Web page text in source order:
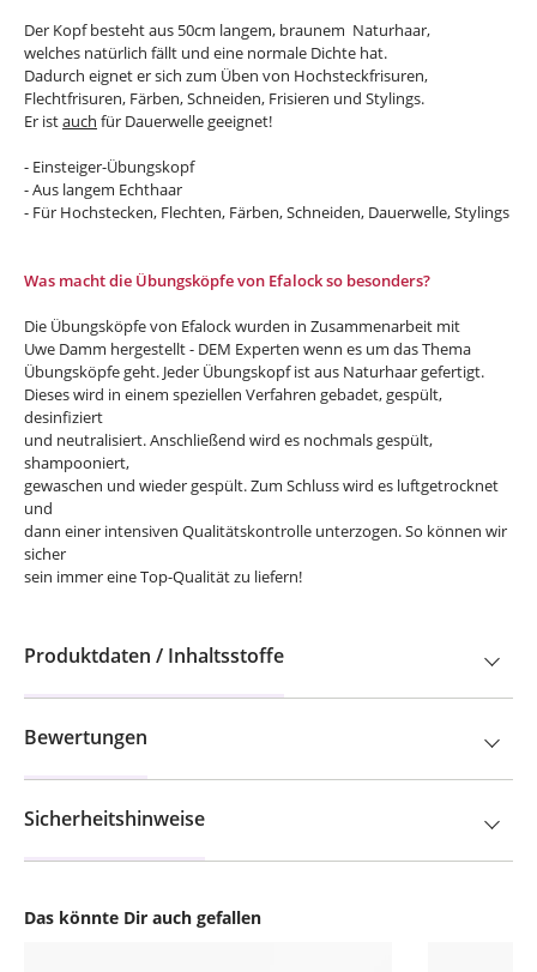
Das könnte Dir auch gefallen
Der Kopf besteht aus 50cm langem, braunem Naturhaar,
welches natürlich fällt und eine normale Dichte hat.
Dadurch eignet er sich zum Üben von Hochsteckfrisuren,
Flechtfrisuren, Färben, Schneiden, Frisieren und Stylings.
Er istauch für Dauerwelle geeignet!
- Einsteiger-Übungskopf
- Aus langem Echthaar
- Für Hochstecken, Flechten, Färben, Schneiden, Dauerwelle, Stylings
Was macht die Übungsköpfe von Efalock so besonders?
Die Übungsköpfe von Efalock wurden in Zusammenarbeit mit
Uwe Damm hergestellt - DEM Experten wenn es um das Thema
Übungsköpfe geht. Jeder Übungskopf ist aus Naturhaar gefertigt.
Dieses wird in einem speziellen Verfahren gebadet, gespült,
desinfiziert
und neutralisiert. Anschließend wird es nochmals gespült,
shampooniert,
gewaschen und wieder gespült. Zum Schluss wird es luftgetrocknet
und
dann einer intensiven Qualitätskontrolle unterzogen. So können wir
sicher
sein immer eine Top-Qualität zu liefern!
Produktdaten / Inhaltsstoffe
Bewertungen
Sicherheitshinweise